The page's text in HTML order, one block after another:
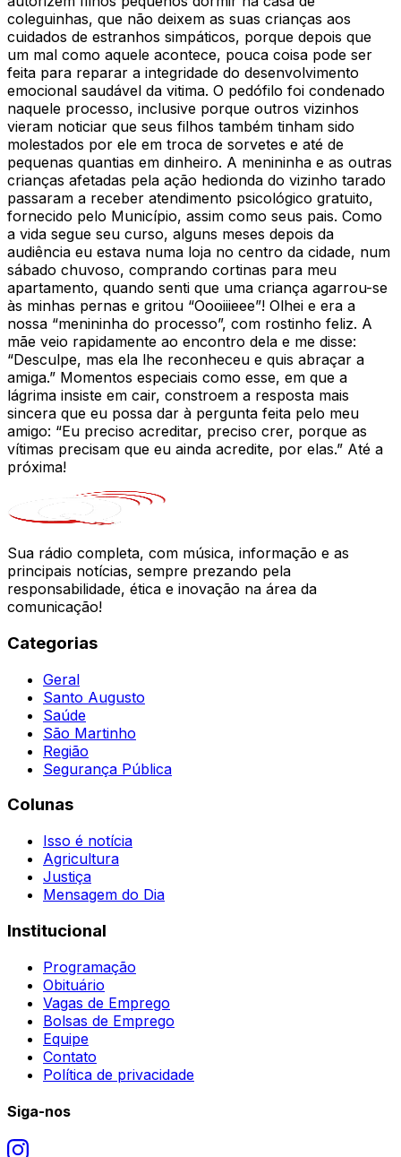
coleguinhas, que não deixem as suas crianças aos
cuidados de estranhos simpáticos, porque depois que
um mal como aquele acontece, pouca coisa pode ser
feita para reparar a integridade do desenvolvimento
emocional saudável da vitima. O pedófilo foi condenado
naquele processo, inclusive porque outros vizinhos
vieram noticiar que seus filhos também tinham sido
molestados por ele em troca de sorvetes e até de
pequenas quantias em dinheiro. A menininha e as outras
crianças afetadas pela ação hedionda do vizinho tarado
passaram a receber atendimento psicológico gratuito,
fornecido pelo Município, assim como seus pais. Como
a vida segue seu curso, alguns meses depois da
audiência eu estava numa loja no centro da cidade, num
sábado chuvoso, comprando cortinas para meu
apartamento, quando senti que uma criança agarrou-se
às minhas pernas e gritou “Oooiiieee”! Olhei e era a
nossa “menininha do processo”, com rostinho feliz. A
mãe veio rapidamente ao encontro dela e me disse:
“Desculpe, mas ela lhe reconheceu e quis abraçar a
amiga.” Momentos especiais como esse, em que a
lágrima insiste em cair, constroem a resposta mais
sincera que eu possa dar à pergunta feita pelo meu
amigo: “Eu preciso acreditar, preciso crer, porque as
vítimas precisam que eu ainda acredite, por elas.” Até a
próxima!
Sua rádio completa, com música, informação e as
principais notícias, sempre prezando pela
responsabilidade, ética e inovação na área da
comunicação!
Categorias
Geral
Santo Augusto
Saúde
São Martinho
Região
Segurança Pública
Colunas
Isso é notícia
Agricultura
Justiça
Mensagem do Dia
Institucional
Programação
Obituário
Vagas de Emprego
Bolsas de Emprego
Equipe
Contato
Política de privacidade
Siga-nos